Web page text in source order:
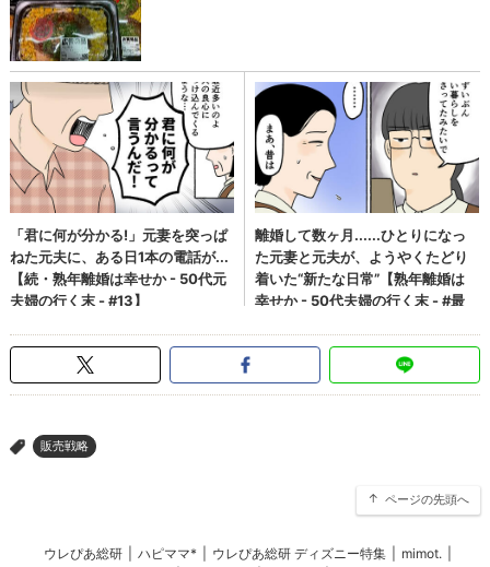
> 販売戦略
ページの先頭へ
ウレぴあ総研 ハピママ* ウレぴあ総研 ディズニー特集 mimot.